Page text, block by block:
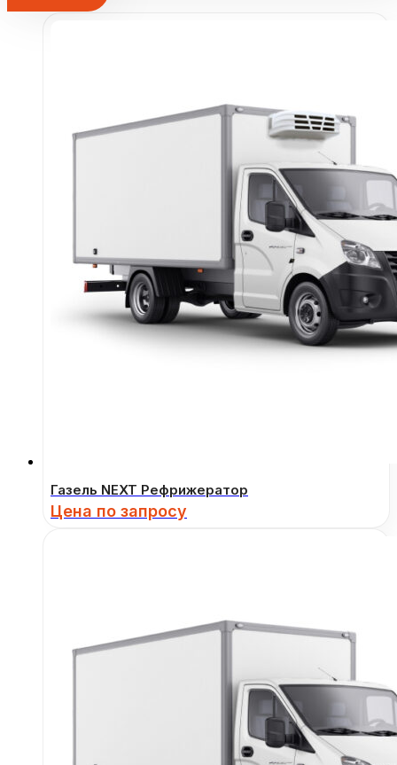
Газель NEXT Рефрижератор
Цена по запросу